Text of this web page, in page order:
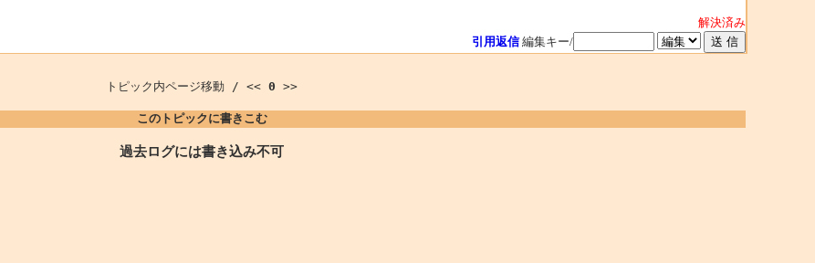
解決済み
引用返信 編集キー/
トピック内ページ移動 / << 0 >>
このトピックに書きこむ
過去ログには書き込み不可